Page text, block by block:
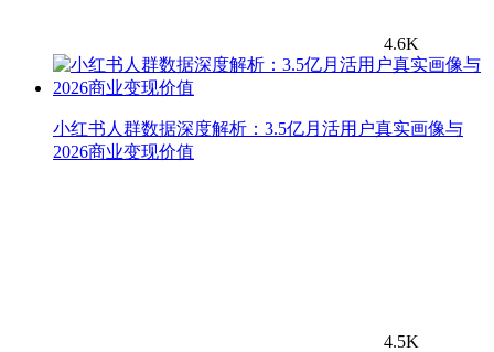
4.6K
小红书人群数据深度解析：3.5亿月活用户真实画像与
2026商业变现价值
4.5K